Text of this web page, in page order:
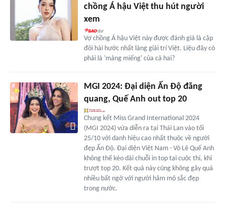
chồng Á hậu Việt thu hút người
xem
Vợ chồng Á hậu Việt này được đánh giá là cặp
đôi hài hước nhất làng giải trí Việt. Liệu đây có
phải là 'mảng miếng' của cả hai?
MGI 2024: Đại diện Ấn Độ đăng
quang, Quế Anh out top 20
Chung kết Miss Grand International 2024
(MGI 2024) vừa diễn ra tại Thái Lan vào tối
25/10 với danh hiệu cao nhất thuộc về người
đẹp Ấn Độ. Đại diện Việt Nam - Võ Lê Quế Anh
không thể kéo dài chuỗi in top tại cuộc thi, khi
trượt top 20. Kết quả này cũng không gây quá
nhiều bất ngờ với người hâm mộ sắc đẹp
trong nước.